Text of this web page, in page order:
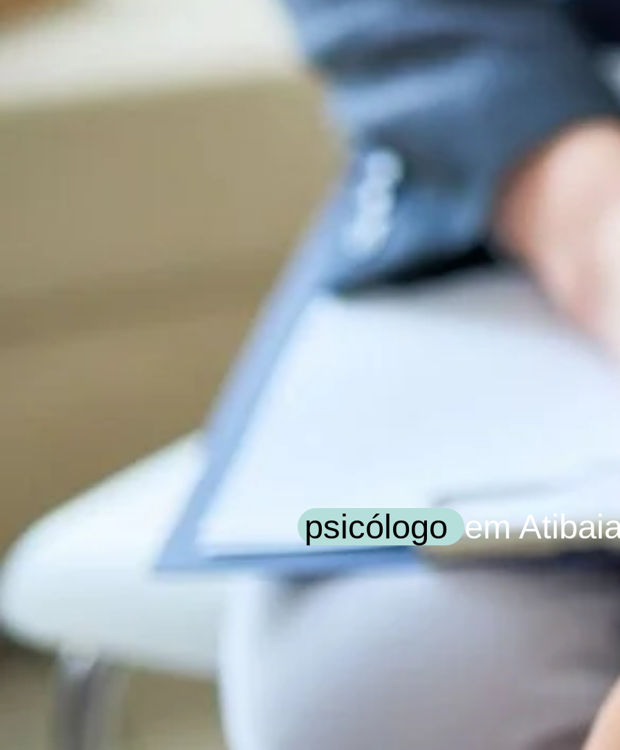
psicólogo em